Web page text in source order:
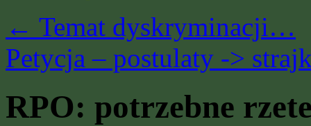
← Temat dyskryminacji…
Petycja – postulaty ->
RPO: potrzebne